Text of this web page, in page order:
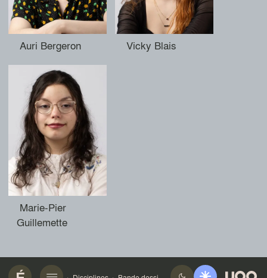
Auri Bergeron Vicky Blais
Marie-Pier
Guillemette